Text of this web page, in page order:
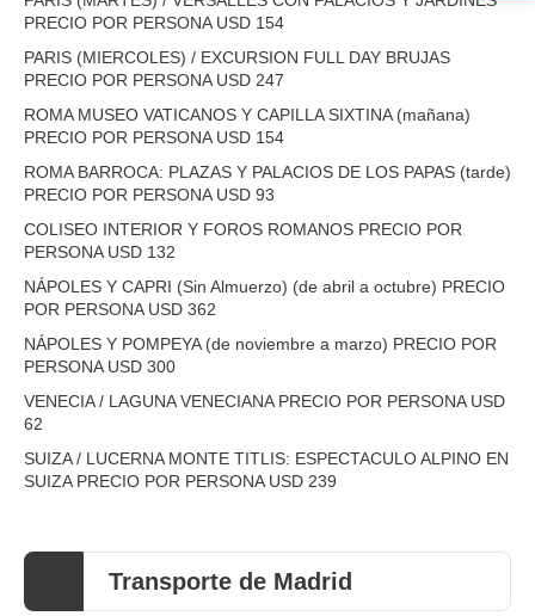
PRECIO POR PERSONA USD 154
PARIS (MIERCOLES) / EXCURSION FULL DAY BRUJAS
PRECIO POR PERSONA USD 247
ROMA MUSEO VATICANOS Y CAPILLA SIXTINA (mañana)
PRECIO POR PERSONA USD 154
ROMA BARROCA: PLAZAS Y PALACIOS DE LOS PAPAS (tarde)
PRECIO POR PERSONA USD 93
COLISEO INTERIOR Y FOROS ROMANOS PRECIO POR
PERSONA USD 132
NÁPOLES Y CAPRI (Sin Almuerzo) (de abril a octubre) PRECIO
POR PERSONA USD 362
NÁPOLES Y POMPEYA (de noviembre a marzo) PRECIO POR
PERSONA USD 300
VENECIA / LAGUNA VENECIANA PRECIO POR PERSONA USD
62
SUIZA / LUCERNA MONTE TITLIS: ESPECTACULO ALPINO EN
SUIZA PRECIO POR PERSONA USD 239
Transporte de Madrid